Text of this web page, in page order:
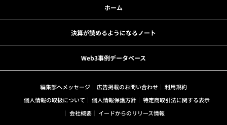
ホーム
決算が読めるようになるノート
Web3事例データベース
編集部へメッセージ 広告掲載のお問い合わせ
利用規約
個人情報の取扱について
個人情報保護方針
特定商取引法に関する表示
会社概要
イードからのリリース情報